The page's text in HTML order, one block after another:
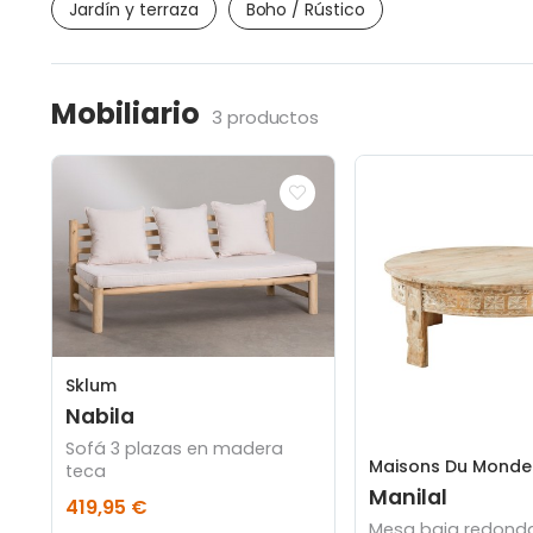
Jardín y terraza Boho / Rústico
Mobiliario 3 productos
Sklum
Nabila
Sofá 3 plazas en madera
teca
419,95 €
Maisons Du Monde
Manilal